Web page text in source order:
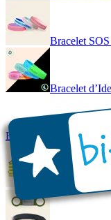
Bracelet
Bracelet
Bracelet personnalisé
Gilet de